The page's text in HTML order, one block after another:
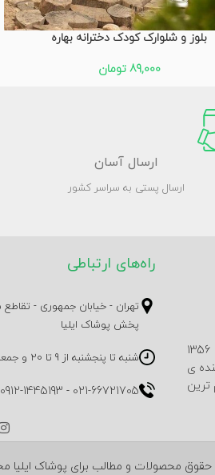
بلوز و شلوارک کودک دخترانه بهاره
89,000 تومان
ارسال آسان
ارسال پستی به سراسر کشور
گروه تولیدی و پخش پوشاک دخترانه و پسرانه ایلیا در سال 1356
ی
ترین
راه‌های ارتباطی
پخش پوشاک ایلیا
شنبه تا پنجشنبه از 9 تا 20 و جمعه ها از 11 تا 18
021-66721705
-
0912-1445193